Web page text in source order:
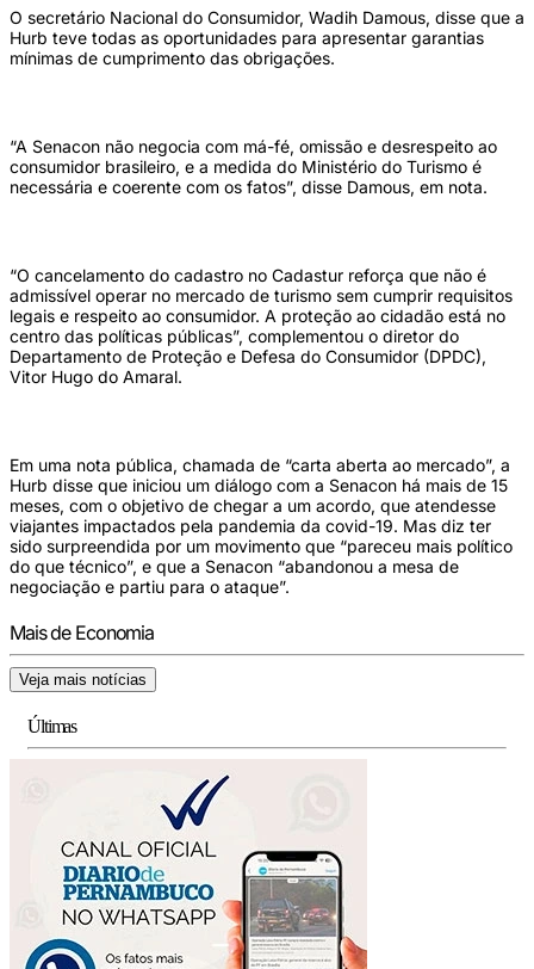
O secretário Nacional do Consumidor, Wadih Damous, disse que a
Hurb teve todas as oportunidades para apresentar garantias
mínimas de cumprimento das obrigações.
“A Senacon não negocia com má-fé, omissão e desrespeito ao
consumidor brasileiro, e a medida do Ministério do Turismo é
necessária e coerente com os fatos”, disse Damous, em nota.
“O cancelamento do cadastro no Cadastur reforça que não é
admissível operar no mercado de turismo sem cumprir requisitos
legais e respeito ao consumidor. A proteção ao cidadão está no
centro das políticas públicas”, complementou o diretor do
Departamento de Proteção e Defesa do Consumidor (DPDC),
Vitor Hugo do Amaral.
Em uma nota pública, chamada de “carta aberta ao mercado”, a
Hurb disse que iniciou um diálogo com a Senacon há mais de 15
meses, com o objetivo de chegar a um acordo, que atendesse
viajantes impactados pela pandemia da covid-19. Mas diz ter
sido surpreendida por um movimento que “pareceu mais político
do que técnico”, e que a Senacon “abandonou a mesa de
negociação e partiu para o ataque”.
Mais de Economia
Veja mais notícias
Últimas